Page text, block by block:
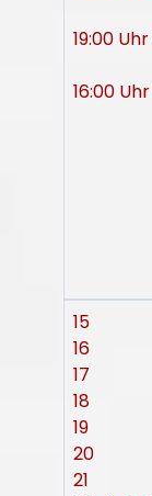
19:00
16:00
15
16
17
18
19
20
21